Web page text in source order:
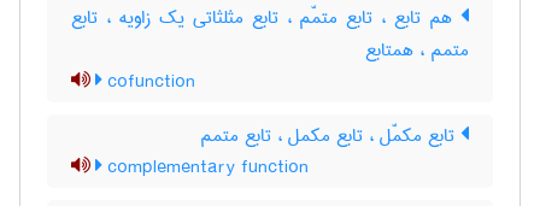
هم تابع ، تابع متمّم ، تابع مثلثاتی یک زاویه ، تابع
متمم ، همتابع
cofunction
تابع مکمّل ، تابع مکمل ، تابع متمم
complementary function